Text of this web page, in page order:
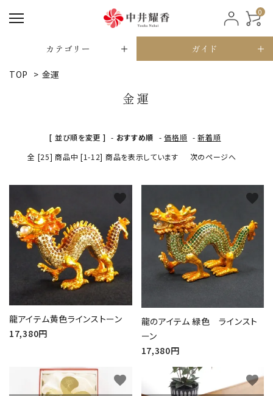
0
カテゴリー ガイド
TOP > 金運
金運
[ 並び順を変更 ] - おすすめ順 -価格順 -新着順
全 [25] 商品中 [1-12] 商品を表示しています
次のページへ
龍アイテム黄色ラインストーン
17,380円
favorite
龍のアイテム 緑色 ラインスト
ーン
17,380円
favorite
favorite favorite